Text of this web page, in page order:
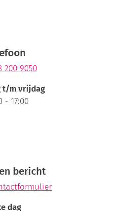
200 9050
t/m vrijdag
- 17:00
bericht
dag